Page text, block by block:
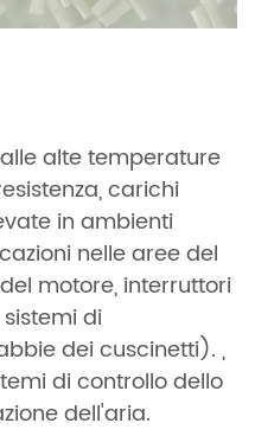
alte temperature
carichi
in ambienti
nelle aree del
motore, interruttori
di
dei cuscinetti). ,
di controllo dello
dell'aria.